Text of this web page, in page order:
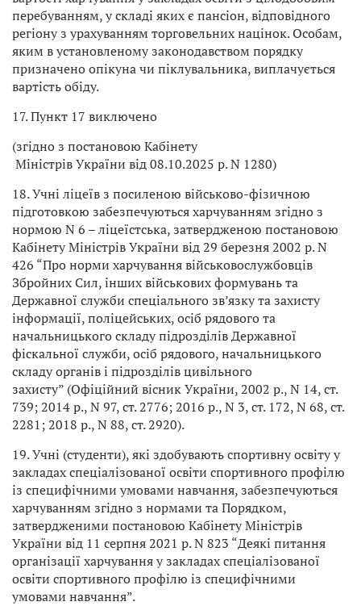
перебуванням, у складі яких є пансіон, відповідного
регіону з урахуванням торговельних націнок. Особам,
яким в установленому законодавством порядку
призначено опікуна чи піклувальника, виплачується
вартість обіду.
17. Пункт 17 виключено
(згідно з постановою Кабінету
Міністрів України від 08.10.2025 р. N 1280)
18. Учні ліцеїв з посиленою військово-фізичною
підготовкою забезпечуються харчуванням згідно з
нормою N 6 – ліцеїстська, затвердженою постановою
Кабінету Міністрів України від 29 березня 2002 р. N
426 “Про норми харчування військовослужбовців
Збройних Сил, інших військових формувань та
Державної служби спеціального зв’язку та захисту
інформації, поліцейських, осіб рядового та
начальницького складу підрозділів Державної
фіскальної служби, осіб рядового, начальницького
складу органів і підрозділів цивільного
захисту” (Офіційний вісник України, 2002 р., N 14, ст.
739; 2014 р., N 97, ст. 2776; 2016 р., N 3, ст. 172, N 68, ст.
2281; 2018 р., N 88, ст. 2920).
19. Учні (студенти), які здобувають спортивну освіту у
закладах спеціалізованої освіти спортивного профілю
із специфічними умовами навчання, забезпечуються
харчуванням згідно з нормами та Порядком,
затвердженими постановою Кабінету Міністрів
України від 11 серпня 2021 р. N 823 “Деякі питання
організації харчування у закладах спеціалізованої
освіти спортивного профілю із специфічними
умовами навчання”.